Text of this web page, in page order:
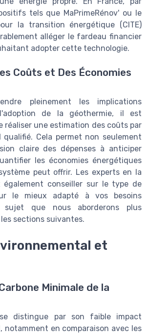
tels que MaPrimeRénov' ou le
la transition énergétique (CITE)
alléger le fardeau financier
adopter cette technologie.
Coûts et Des Économies
pleinement les implications
de la géothermie, il est
réaliser une estimation des coûts par
qualifié. Cela permet non seulement
claire des dépenses à anticiper
les économies énergétiques
peut offrir. Les experts en la
également conseiller sur le type de
le mieux adapté à vos besoins
sujet que nous aborderons plus
sections suivantes.
et
Minimale de la
distingue par son faible impact
notamment en comparaison avec les